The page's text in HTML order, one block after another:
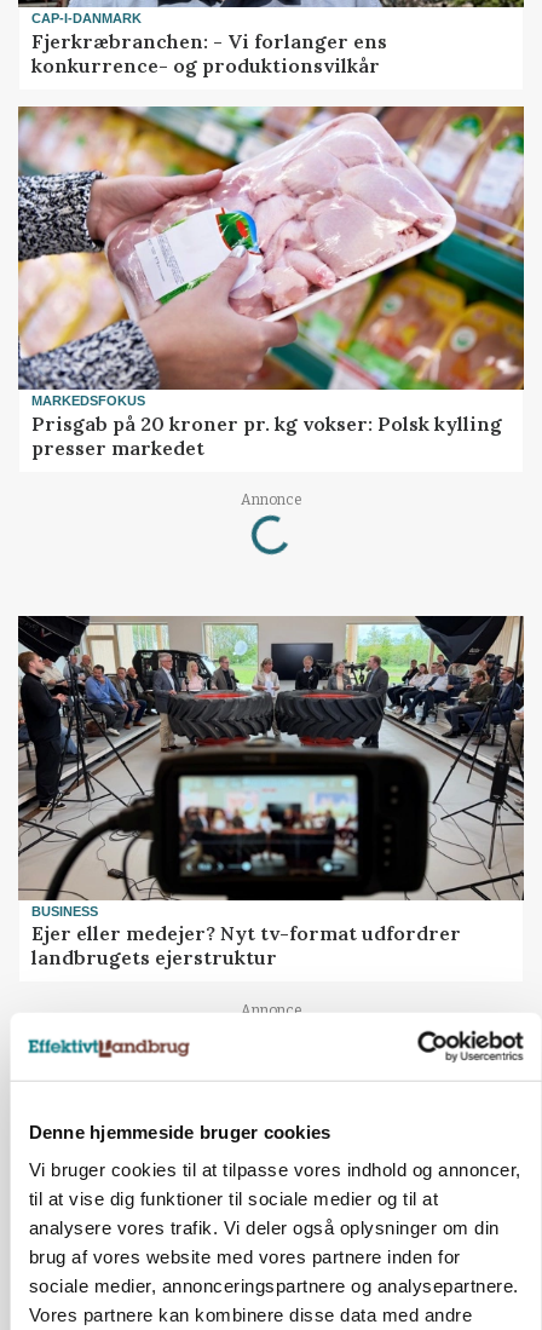
Denne hjemmeside bruger cookies
Vi bruger cookies til at tilpasse vores indhold og annoncer,
til at vise dig funktioner til sociale medier og til at
analysere vores trafik. Vi deler også oplysninger om din
brug af vores website med vores partnere inden for
sociale medier, annonceringspartnere og analysepartnere.
Vores partnere kan kombinere disse data med andre
CAP-I-DANMARK
Fjerkræbranchen: - Vi forlanger ens
konkurrence- og produktionsvilkår
MARKEDSFOKUS
Prisgab på 20 kroner pr. kg vokser: Polsk kylling
presser markedet
Annonce
Loading...
BUSINESS
Ejer eller medejer? Nyt tv-format udfordrer
landbrugets ejerstruktur
Annonce